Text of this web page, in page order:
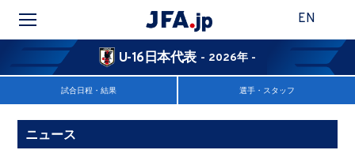
EN
U-16日本代表 - 2026年 -
試合日程・結果 選手・スタッフ
ニュース